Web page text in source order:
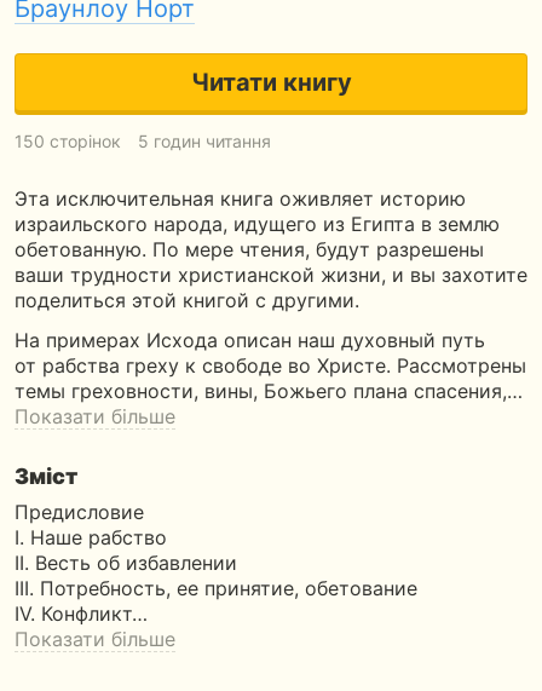
Браунлоу Норт
Читати книгу
150 сторінок 5 годин читання
Эта исключительная книга оживляет историю
израильского народа, идущего из Египта в землю
обетованную. По мере чтения, будут разрешены
ваши трудности христианской жизни, и вы захотите
поделиться этой книгой с другими.
На примерах Исхода описан наш духовный путь
от рабства греху к свободе во Христе. Рассмотрены
темы греховности, вины, Божьего плана спасения,…
Показати більше
Зміст
Предисловие
I. Наше рабство
II. Весть об избавлении
III. Потребность, ее принятие, обетование
IV. Конфликт…
Показати більше